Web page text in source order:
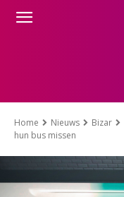
Home Nieuws Bizar
hun bus missen